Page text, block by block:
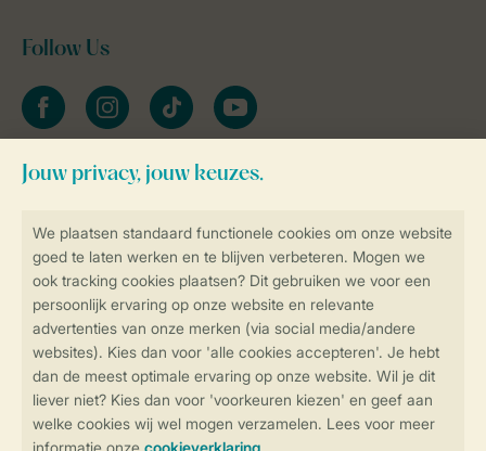
Controle over jouw gegevens &
Veilig en snel online boeken
Veilige gegevensoverdracht
Veilige betaling
Follow Us
facebookinstagramtiktok youtube
Blijf op de hoogte